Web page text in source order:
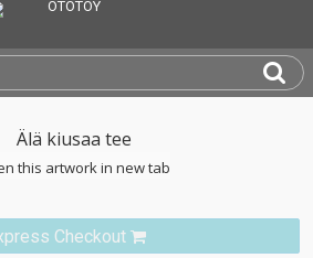
this artwork in new tab
Checkout